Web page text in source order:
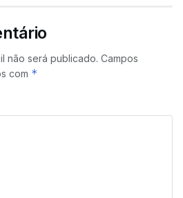
não será publicado. Campos
com *